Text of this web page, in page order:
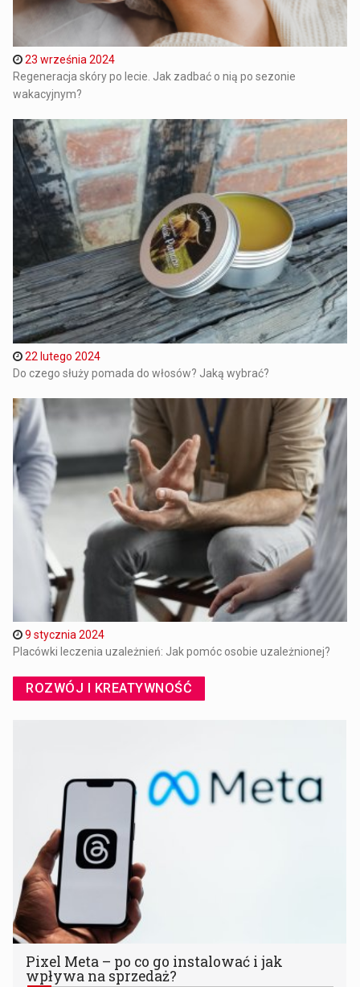
23 września 2024
Regeneracja skóry po lecie. Jak zadbać o nią po sezonie
wakacyjnym?
22 lutego 2024
Do czego służy pomada do włosów? Jaką wybrać?
9 stycznia 2024
Placówki leczenia uzależnień: Jak pomóc osobie uzależnionej?
ROZWÓJ I KREATYWNOŚĆ
Pixel Meta – po co go instalować i jak
wpływa na sprzedaż?